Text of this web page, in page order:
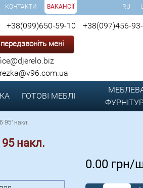
КОНТАКТИ ВАКАНСІЇ RU
+38(099)650-59-10 +38(097)456-
передзвоніть мені
ГОТОВІ МЕБЛІ
95' накл.
накл.
0.00 грн/